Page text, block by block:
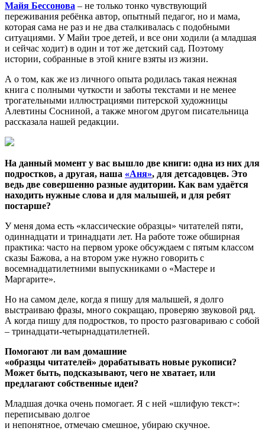
Майя Бессонова – не только тонко чувствующий
переживания ребёнка автор, опытный педагог, но и мама,
которая сама не раз и не два сталкивалась с подобными
ситуациями. У Майи трое детей, и все они ходили (а младшая
и сейчас ходит) в один и тот же детский сад. Поэтому
истории, собранные в этой книге взяты из жизни.
А о том, как же из личного опыта родилась такая нежная
книга с полными чуткости и заботы текстами и не менее
трогательными иллюстрациями питерской художницы
Алевтины Сосниной, а также многом другом писательница
рассказала нашей редакции.
На данный момент у вас вышло две книги: одна из них для
подростков, а другая, наша «Аня», для детсадовцев. Это
ведь две совершенно разные аудитории. Как вам удаётся
находить нужные слова и для малышей, и для ребят
постарше?
У меня дома есть «классические образцы» читателей пяти,
одиннадцати и тринадцати лет. На работе тоже обширная
практика: часто на первом уроке обсуждаем с пятым классом
сказы Бажова, а на втором уже нужно говорить с
восемнадцатилетними выпускниками о «Мастере и
Маргарите».
Но на самом деле, когда я пишу для малышей, я долго
выстраиваю фразы, много сокращаю, проверяю звуковой ряд.
А когда пишу для подростков, то просто разговариваю с собой
– тринадцати-четырнадцатилетней.
Помогают ли вам домашние
«образцы читателей» дорабатывать новые рукописи?
Может быть, подсказывают, чего не хватает, или
предлагают собственные идеи?
Младшая дочка очень помогает. Я с ней «шлифую текст»:
переписываю долгое
и непонятное, отмечаю смешное, убираю скучное.